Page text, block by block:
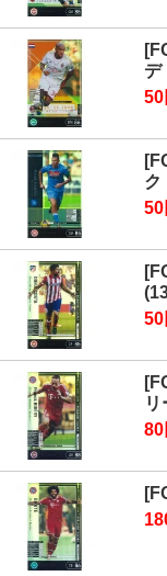
デ
50
ク
50
50
リ
80